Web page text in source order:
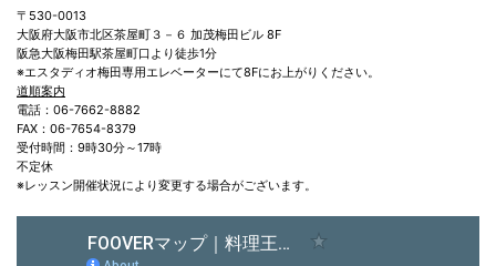
〒530-0013
大阪府大阪市北区茶屋町３－６ 加茂梅田ビル 8F
阪急大阪梅田駅茶屋町口より徒歩1分
※エスタディオ梅田専用エレベーターにて8Fにお上がりください。
道順案内
電話：06-7662-8882
FAX：06-7654-8379
受付時間：9時30分～17時
不定休
※レッスン開催状況により変更する場合がございます。